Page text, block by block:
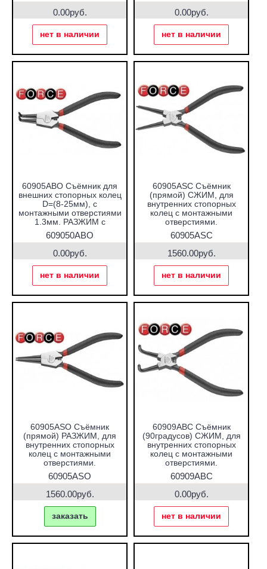
0.00руб.
нет в наличии
0.00руб.
нет в наличии
60905ABO Съёмник для
внешних стопорных колец
D=(8-25мм), с
монтажными отверстиями
1.3мм. РАЗЖИМ с
загнутыми захватами на
90 гр.
609050ABO
0.00руб.
нет в наличии
60905ASC Съёмник
(прямой) СЖИМ, для
внутренних стопорных
колец с монтажными
отверстиями.
60905ASC
1560.00руб.
нет в наличии
60905ASO Съёмник
(прямой) РАЗЖИМ, для
внутренних стопорных
колец с монтажными
отверстиями.
60905ASO
1560.00руб.
заказать
60909ABC Съёмник
(90градусов) СЖИМ, для
внутренних стопорных
колец с монтажными
отверстиями.
60909ABС
0.00руб.
нет в наличии